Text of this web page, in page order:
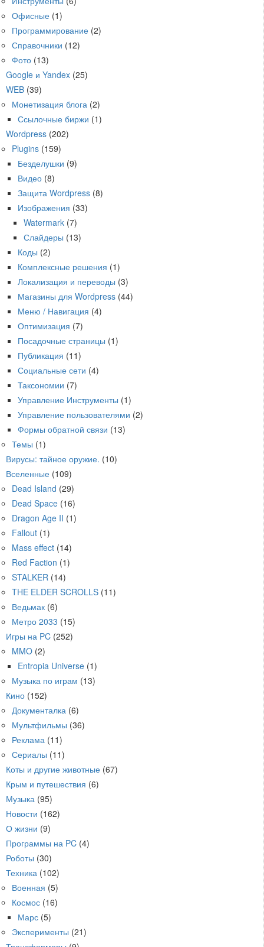
Офисные (1)
Программирование (2)
Справочники (12)
Фото (13)
Google и Yandex (25)
WEB (39)
Монетизация блога (2)
Ссылочные биржи (1)
Wordpress (202)
Plugins (159)
Безделушки (9)
Видео (8)
Защита Wordpress (8)
Изображения (33)
Watermark (7)
Слайдеры (13)
Коды (2)
Комплексные решения (1)
Локализация и переводы (3)
Магазины для Wordpress (44)
Меню / Навигация (4)
Оптимизация (7)
Посадочные страницы (1)
Публикация (11)
Социальные сети (4)
Таксономии (7)
Управление Инструменты (1)
Управление пользователями (2)
Формы обратной связи (13)
Темы (1)
Вирусы: тайное оружие. (10)
Вселенные (109)
Dead Island (29)
Dead Space (16)
Dragon Age II (1)
Fallout (1)
Mass effect (14)
Red Faction (1)
STALKER (14)
THE ELDER SCROLLS (11)
Ведьмак (6)
Метро 2033 (15)
Игры на PC (252)
MMO (2)
Entropia Universe (1)
Музыка по играм (13)
Кино (152)
Документалка (6)
Мультфильмы (36)
Реклама (11)
Сериалы (11)
Коты и другие животные (67)
Крым и путешествия (6)
Музыка (95)
Новости (162)
О жизни (9)
Программы на PC (4)
Роботы (30)
Техника (102)
Военная (5)
Космос (16)
Марс (5)
Эксперименты (21)